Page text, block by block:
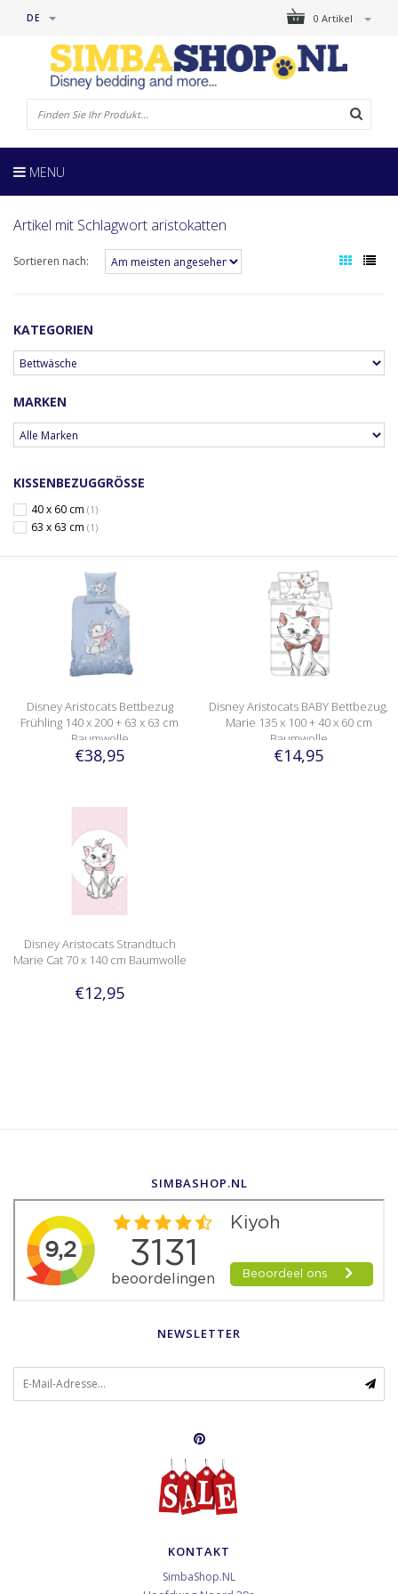
0 Artikel
DE
MENU
Artikel mit Schlagwort aristokatten
Sortieren nach:
KATEGORIEN
MARKEN
KISSENBEZUGGRÖSSE
40 x 60 cm (1)
63 x 63 cm (1)
Disney Aristocats Bettbezug
Frühling 140 x 200 + 63 x 63 cm
Baumwolle
€38,95
Disney Aristocats BABY Bettbezug,
Marie 135 x 100 + 40 x 60 cm
Baumwolle
€14,95
Disney Aristocats Strandtuch
Marie Cat 70 x 140 cm Baumwolle
€12,95
SIMBASHOP.NL
NEWSLETTER
KONTAKT
SimbaShop.NL